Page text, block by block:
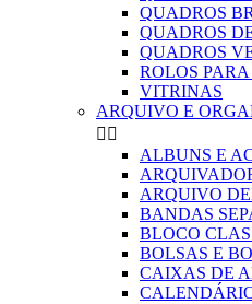
QUADROS
QUADROS
QUADROS
ROLOS
VITRINAS
ARQUIVO E
 
ALBUNS E
ARQUIVO
BANDAS
BLOCO
BOLSAS E
CAIXAS DE